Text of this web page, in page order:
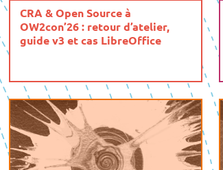
CRA & Open Source à
OW2con’26 : retour d’atelier,
guide v3 et cas LibreOffice